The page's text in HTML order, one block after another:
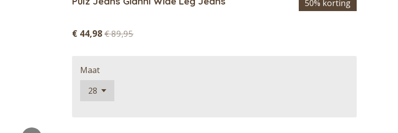
50% korting
€ 44,98€ 89,95
Maat